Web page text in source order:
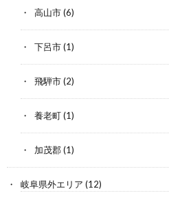
高山市(6)
下呂市(1)
飛騨市(2)
養老町(1)
加茂郡(1)
岐阜県外エリア (12)